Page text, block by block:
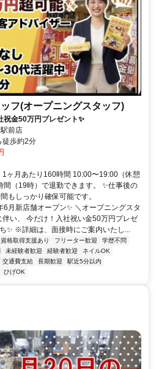
フ(オープニングスタッフ)
祝金50万円プレゼント✨
前店
徒歩約2分
ヶ月あたり160時間 10:00〜19:00（休憩
（19時）で退勤できます。 ✨仕事後の
もしっかり確保可能です。
月新店舗オープン✨ ＼オープニングスタ
伴い、 今だけ！入社祝い金50万円プレゼ
✨ ※詳細は、面接時にご案内いたし...
資格取得支援あり フリーター歓迎
学歴不問
未経験者歓迎 経験者歓迎
ネイルOK
交通費支給 長期歓迎
駅近5分以内
ひげOK